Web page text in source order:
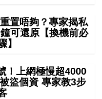
置唔夠？專家揭私
可還原【換機前必
】
！上網極慢超4000
盜個資 專家教3步